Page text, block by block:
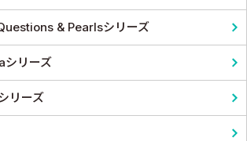
& Pearlsシリーズ
リーズ
リーズ